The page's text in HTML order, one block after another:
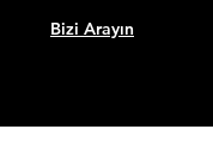
Bizi Arayın